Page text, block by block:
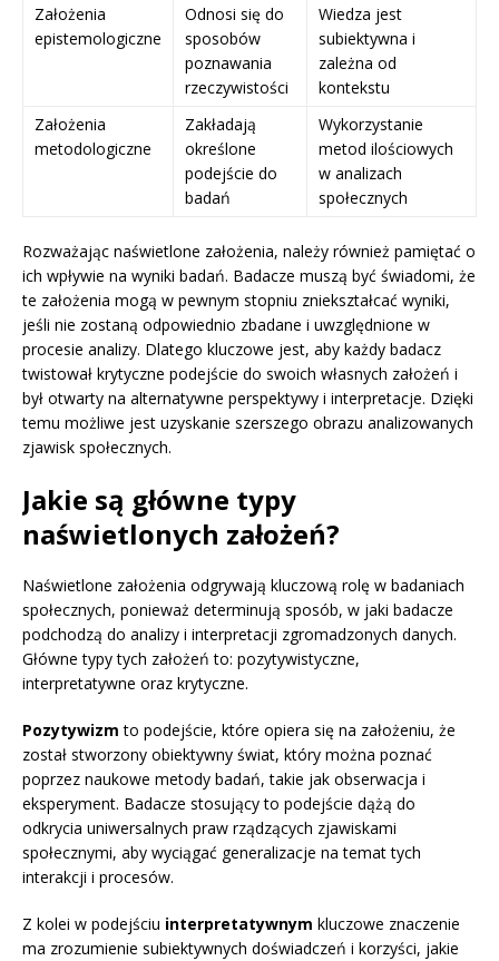
Założenia
epistemologiczne
Odnosi się do
sposobów
poznawania
rzeczywistości
Wiedza jest
subiektywna i
zależna od
kontekstu
Założenia
metodologiczne
Zakładają
określone
podejście do
badań
Wykorzystanie
metod ilościowych
w analizach
społecznych
Rozważając naświetlone założenia, należy również pamiętać o
ich wpływie na wyniki badań. Badacze muszą być świadomi, że
te założenia mogą w pewnym stopniu zniekształcać wyniki,
jeśli nie zostaną odpowiednio zbadane i uwzględnione w
procesie analizy. Dlatego kluczowe jest, aby każdy badacz
twistował krytyczne podejście do swoich własnych założeń i
był otwarty na alternatywne perspektywy i interpretacje. Dzięki
temu możliwe jest uzyskanie szerszego obrazu analizowanych
zjawisk społecznych.
Jakie są główne typy
naświetlonych założeń?
Naświetlone założenia odgrywają kluczową rolę w badaniach
społecznych, ponieważ determinują sposób, w jaki badacze
podchodzą do analizy i interpretacji zgromadzonych danych.
Główne typy tych założeń to: pozytywistyczne,
interpretatywne oraz krytyczne.
Pozytywizm to podejście, które opiera się na założeniu, że
został stworzony obiektywny świat, który można poznać
poprzez naukowe metody badań, takie jak obserwacja i
eksperyment. Badacze stosujący to podejście dążą do
odkrycia uniwersalnych praw rządzących zjawiskami
społecznymi, aby wyciągać generalizacje na temat tych
interakcji i procesów.
Z kolei w podejściu interpretatywnym kluczowe znaczenie
ma zrozumienie subiektywnych doświadczeń i korzyści, jakie